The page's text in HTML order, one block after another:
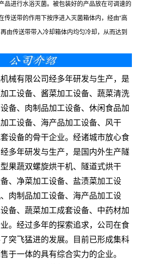
品进行水浴灭菌。被包装好的产品放在可调速的
传送带的作用下按序进入灭菌箱体内，经由“高
由传送带带入冷却箱体内均匀冷却，从而达到
械有限公司经多年研发与生产，是
工设备、酱菜加工设备、蔬菜清洗
备、肉制品加工设备、休闲食品加
工设备、海产品加工设备、风干
设备的骨干企业。经诸城市放心食
多年研发与生产，是国内外生产隧
果蔬双螺旋烘干机、隧道式烘干
、净菜加工设备、盐渍菜加工设
肉制品加工设备、海产品加工设
备、蔬菜加工成套设备、中药材加
。经过多年的探索追求，公司在食
突飞猛进的发展。目前已形成集科
于一体的具有综合实力的企业。